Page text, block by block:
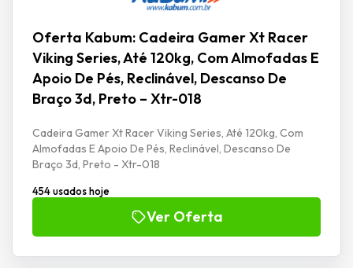
Oferta Kabum: Cadeira Gamer Xt Racer
Viking Series, Até 120kg, Com Almofadas E
Apoio De Pés, Reclinável, Descanso De
Braço 3d, Preto – Xtr-018
Cadeira Gamer Xt Racer Viking Series, Até 120kg, Com
Almofadas E Apoio De Pés, Reclinável, Descanso De
Braço 3d, Preto - Xtr-018
454 usados hoje
Ver Oferta